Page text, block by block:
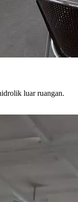
luar ruangan.